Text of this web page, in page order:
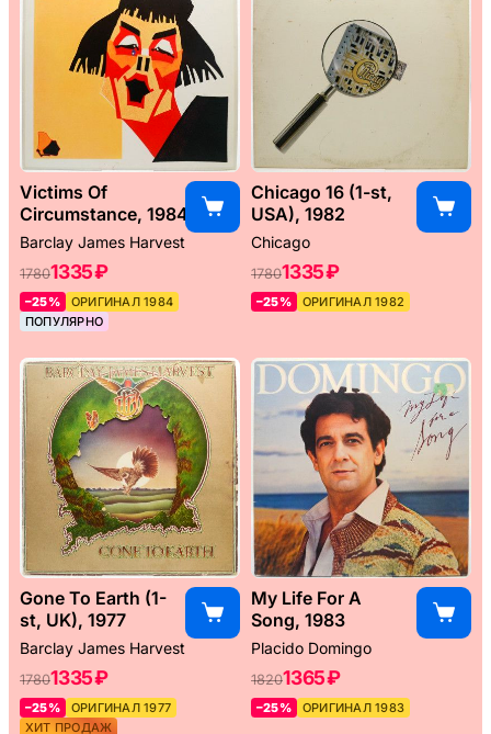
Victims Of
Circumstance, 1984
Barclay James Harvest
17801335 ₽
–25%
ОРИГИНАЛ 1984
ПОПУЛЯРНО
Chicago 16 (1-st,
USA), 1982
Chicago
17801335 ₽
–25% ОРИГИНАЛ 1982
Gone To Earth (1-
st, UK), 1977
Barclay James Harvest
17801335 ₽
–25%
ОРИГИНАЛ 1977
ХИТ ПРОДАЖ
My Life For A
Song, 1983
Placido Domingo
18201365 ₽
–25% ОРИГИНАЛ 1983